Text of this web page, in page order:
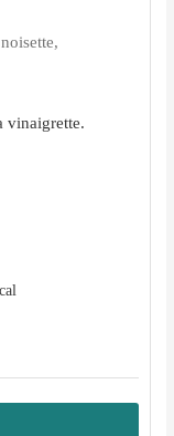
vinaigrette.